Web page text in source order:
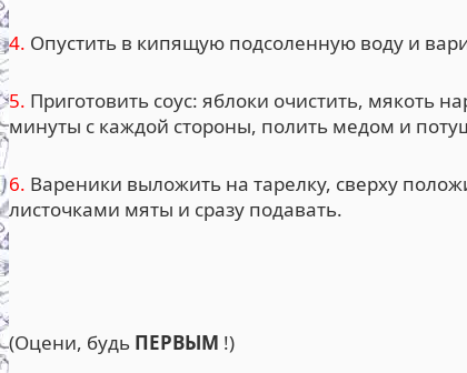
4. Опустить в кипящую подсоленную воду и
5. Приготовить соус: яблоки очистить, мякоть
минуты с каждой стороны, полить медом и
6. Вареники выложить на тарелку, сверху
листочками мяты и сразу подавать.
(Оцени, будь ПЕРВЫМ !)